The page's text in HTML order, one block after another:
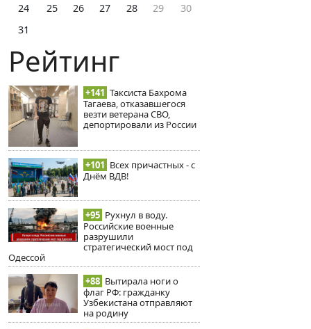
24
25 26 27 28 29
30
31
Рейтинг
+141 Таксиста Бахрома
Тагаева, отказавшегося
везти ветерана СВО,
депортировали из России
+101 Всех причастных - с
Днём ВДВ!
+95 Рухнул в воду.
Российские военные
разрушили
стратегический мост под
Одессой
+88 Вытирала ноги о
флаг РФ: гражданку
Узбекистана отправляют
на родину